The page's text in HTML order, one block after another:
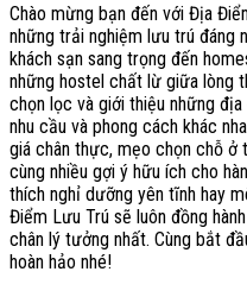
Chào mừng bạn đến với Địa
những trải nghiệm lưu trú đáng
khách sạn sang trọng đến
những hostel chất lừ giữa lòng
chọn lọc và giới thiệu những
nhu cầu và phong cách khác
giá chân thực, mẹo chọn chỗ ở
cùng nhiều gợi ý hữu ích cho
thích nghỉ dưỡng yên tĩnh hay
Điểm Lưu Trú sẽ luôn đồng
chân lý tưởng nhất. Cùng bắt
hoàn hảo nhé!